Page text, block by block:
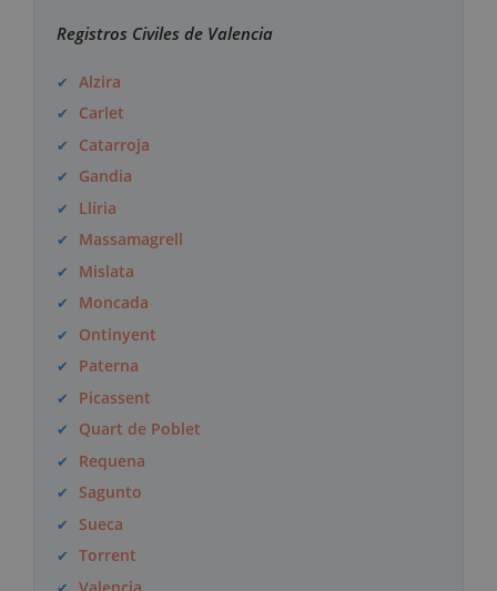
Registros Civiles de Valencia
Alzira
Carlet
Catarroja
Gandia
Llíria
Massamagrell
Mislata
Moncada
Ontinyent
Paterna
Picassent
Quart de Poblet
Requena
Sagunto
Sueca
Torrent